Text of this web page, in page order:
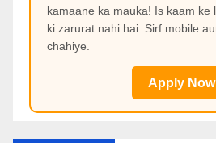
kamaane ka mauka! Is kaam ke
ki zarurat nahi hai. Sirf mobile
chahiye.
Apply Now